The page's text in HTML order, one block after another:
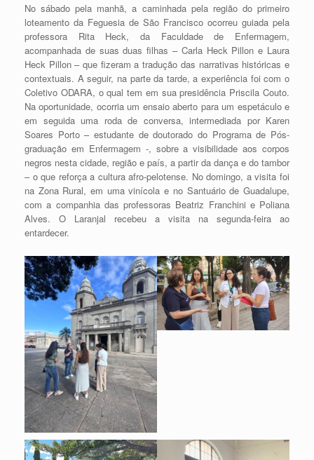
No sábado pela manhã, a caminhada pela região do primeiro
loteamento da Feguesia de São Francisco ocorreu guiada pela
professora Rita Heck, da Faculdade de Enfermagem,
acompanhada de suas duas filhas – Carla Heck Pillon e Laura
Heck Pillon – que fizeram a tradução das narrativas históricas e
contextuais. A seguir, na parte da tarde, a experiência foi com o
Coletivo ODARA, o qual tem em sua presidência Priscila Couto.
Na oportunidade, ocorria um ensaio aberto para um espetáculo e
em seguida uma roda de conversa, intermediada por Karen
Soares Porto – estudante de doutorado do Programa de Pós-
graduação em Enfermagem -, sobre a visibilidade aos corpos
negros nesta cidade, região e país, a partir da dança e do tambor
– o que reforça a cultura afro-pelotense. No domingo, a visita foi
na Zona Rural, em uma vinícola e no Santuário de Guadalupe,
com a companhia das professoras Beatriz Franchini e Poliana
Alves. O Laranjal recebeu a visita na segunda-feira ao
entardecer.